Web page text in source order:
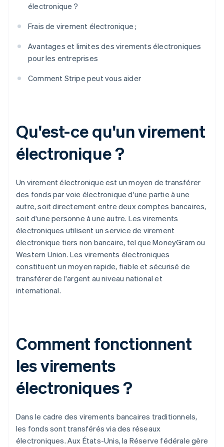
électronique ?
Frais de virement électronique ;
Avantages et limites des virements électroniques
pour les entreprises
Comment Stripe peut vous aider
Qu'est-ce qu'un virement
électronique ?
Un virement électronique est un moyen de transférer
des fonds par voie électronique d'une partie à une
autre, soit directement entre deux comptes bancaires,
soit d'une personne à une autre. Les virements
électroniques utilisent un service de virement
électronique tiers non bancaire, tel que MoneyGram ou
Western Union. Les virements électroniques
constituent un moyen rapide, fiable et sécurisé de
transférer de l'argent au niveau national et
international.
Comment fonctionnent
les virements
électroniques ?
Dans le cadre des virements bancaires traditionnels,
les fonds sont transférés via des réseaux
électroniques. Aux États-Unis, la Réserve fédérale gère